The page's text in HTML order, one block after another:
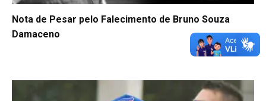
Nota de Pesar pelo Falecimento de Bruno Souza
Damaceno